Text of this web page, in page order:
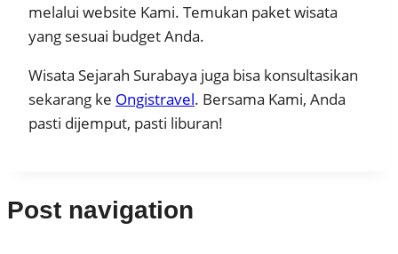
melalui website Kami. Temukan paket wisata
yang sesuai budget Anda.
Wisata Sejarah Surabaya juga bisa konsultasikan
sekarang ke Ongistravel. Bersama Kami, Anda
pasti dijemput, pasti liburan!
Post navigation